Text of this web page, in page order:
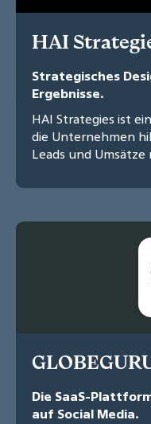
HAI
Strategisches
Ergebnisse.
HAI Strategies ist
die Unternehmen
Leads und
Die SaaS-
auf Social Media.